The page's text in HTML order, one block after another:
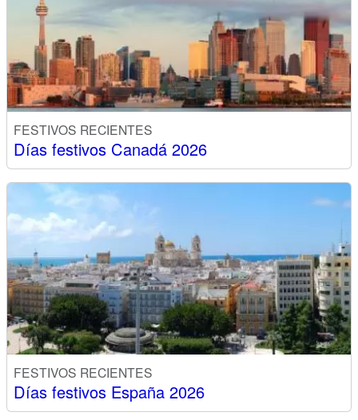
FESTIVOS RECIENTES
Días festivos Canadá 2026
FESTIVOS RECIENTES
Días festivos España 2026